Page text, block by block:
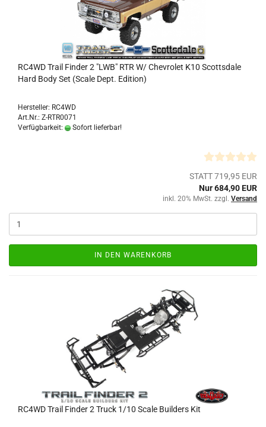
RC4WD Trail Finder 2 "LWB" RTR W/ Chevrolet K10 Scottsdale
Hard Body Set (Scale Dept. Edition)
Hersteller: RC4WD
Art.Nr.: Z-RTR0071
Verfügbarkeit:
Sofort lieferbar!
STATT 719,95 EUR
Nur 684,90 EUR
inkl. 20% MwSt. zzgl. Versand
IN DEN WARENKORB
RC4WD Trail Finder 2 Truck 1/10 Scale Builders Kit